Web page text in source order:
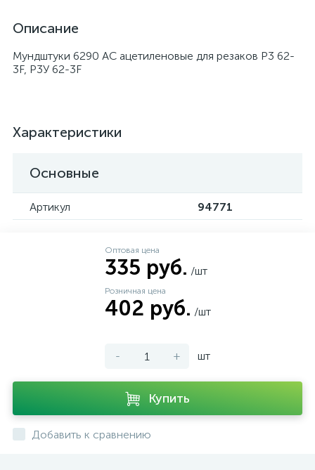
Описание
Мундштуки 6290 AC ацетиленовые для резаков Р3 62-
3F, Р3У 62-3F
Характеристики
Основные
Артикул 94771
Оптовая цена
335 руб. /шт
Розничная цена
402 руб. /шт
- + шт
Купить
Добавить к сравнению